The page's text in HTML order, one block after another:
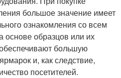
большое значение имеет
ознакомления со всем
основе образцов или их
большую
и, как следствие,
посетителей.